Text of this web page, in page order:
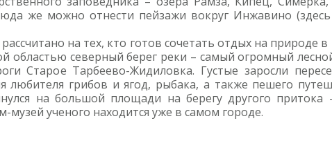
же можно отнести пейзажи вокруг Инжавино
на тех, кто готов сочетать отдых на природе в
северный берег реки – самый огромный
Старое Тарбеево-Жидиловка. Густые заросли
любителя грибов и ягод, рыбака, а также пешего
на большой площади на берегу другого
ученого находится уже в самом городе.